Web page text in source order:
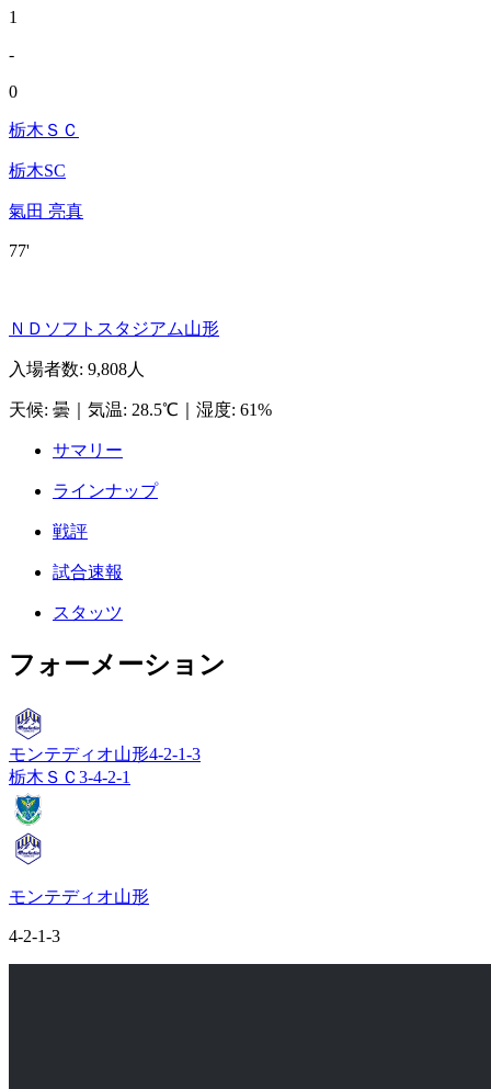
1
-
0
栃木ＳＣ
栃木SC
氣田 亮真
77'
ＮＤソフトスタジアム山形
入場者数: 9,808人
天候: 曇 気温: 28.5℃ 湿度: 61%
サマリー
ラインナップ
戦評
試合速報
スタッツ
フォーメーション
モンテディオ山形4-2-1-3
栃木ＳＣ 3-4-2-1
モンテディオ山形
4-2-1-3